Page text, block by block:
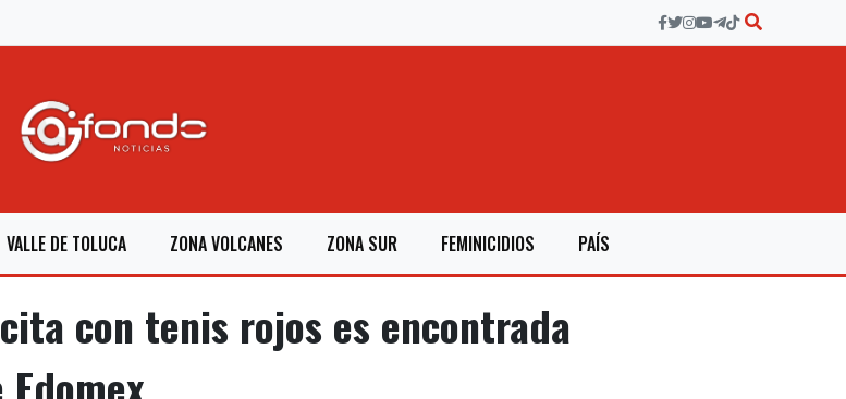
VALLE DE TOLUCA ZONA VOLCANES ZONA SUR FEMINICIDIOS PAÍS
con tenis rojos es encontrada